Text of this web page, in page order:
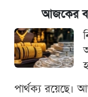
আজকের
পার্থক্য রয়েছে।